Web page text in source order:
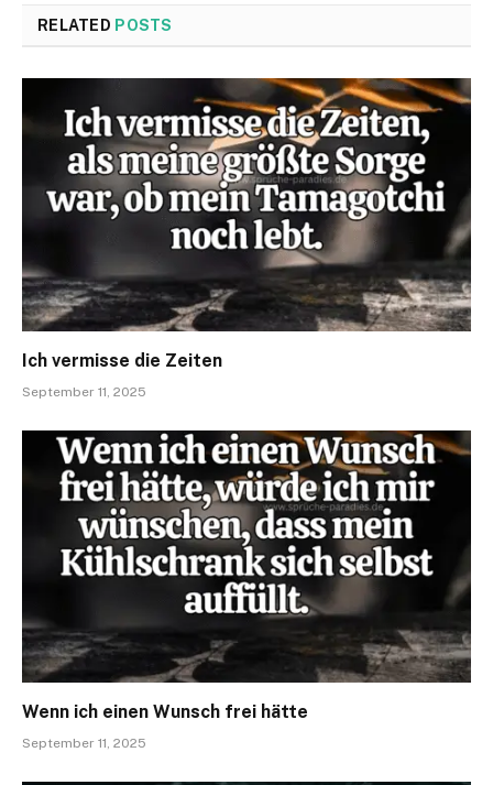
RELATED POSTS
Ich vermisse die Zeiten
September 11, 2025
Wenn ich einen Wunsch frei hätte
September 11, 2025